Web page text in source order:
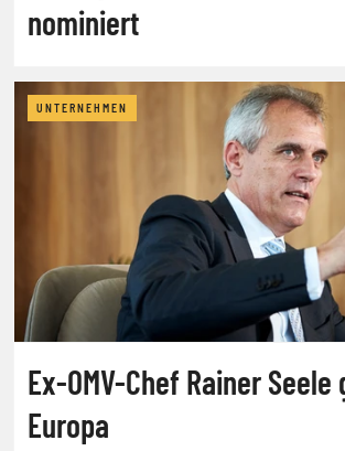
nominiert
UNTERNEHMEN
Ex-OMV-Chef Rainer
Europa